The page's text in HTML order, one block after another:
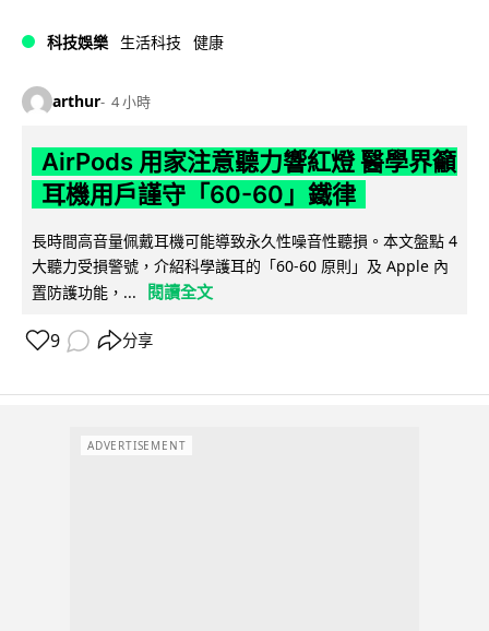
科技娛樂 生活科技 健康
arthur 4 小時
AirPods 用家注意聽力響紅燈 醫學界籲
耳機用戶謹守「60-60」鐵律
長時間高音量佩戴耳機可能導致永久性噪音性聽損。本文盤點 4
大聽力受損警號，介紹科學護耳的「60-60 原則」及 Apple 內
置防護功能，...
閱讀全文
9 分享
ADVERTISEMENT